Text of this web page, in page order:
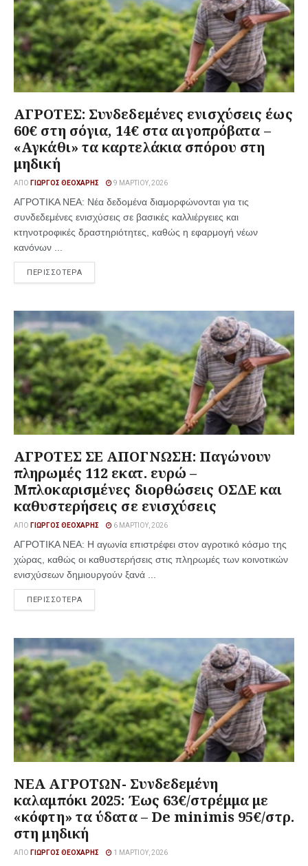
ΑΓΡΟΤΕΣ: Συνδεδεμένες ενισχύσεις έως
60€ στη σόγια, 14€ στα αιγοπρόβατα –
«Αγκάθι» τα καρτελάκια σπόρου στη
μηδική
ΑΠΌ ΓΙΏΡΓΟΣ ΘΕΟΧΆΡΗΣ 9 ΜΑΡΤΊΟΥ, 2026
ΑΓΡΟΤΙΚΑ ΝΕΑ: Νέα δεδομένα διαμορφώνονται για τις
συνδεδεμένες ενισχύσεις σε βασικές καλλιέργειες και
κτηνοτροφικές δραστηριότητες, καθώς η εφαρμογή νέων
κανόνων ...
ΠΕΡΙΣΣΟΤΕΡΑ
ΑΓΡΟΤΕΣ ΣΕ ΑΠΟΓΝΩΣΗ: Παγώνουν
πληρωμές 112 εκατ. ευρώ –
Μπλοκαρισμένες διορθώσεις ΟΣΔΕ και
καθυστερήσεις σε ενισχύσεις
ΑΠΌ ΓΙΏΡΓΟΣ ΘΕΟΧΆΡΗΣ 6 ΜΑΡΤΊΟΥ, 2026
ΑΓΡΟΤΙΚΑ ΝΕΑ: Η αγωνία επιστρέφει στον αγροτικό κόσμο της
χώρας, καθώς οι καθυστερήσεις στις πληρωμές των κοινοτικών
ενισχύσεων δημιουργούν ξανά ...
ΠΕΡΙΣΣΟΤΕΡΑ
ΝΕΑ ΑΓΡΟΤΩΝ- Συνδεδεμένη
καλαμπόκι 2025: Έως 63€/στρέμμα με
«κόφτη» τα ύδατα – De minimis 95€/στρ.
στη μηδική
ΑΠΌ ΓΙΏΡΓΟΣ ΘΕΟΧΆΡΗΣ 1 ΜΑΡΤΊΟΥ, 2026